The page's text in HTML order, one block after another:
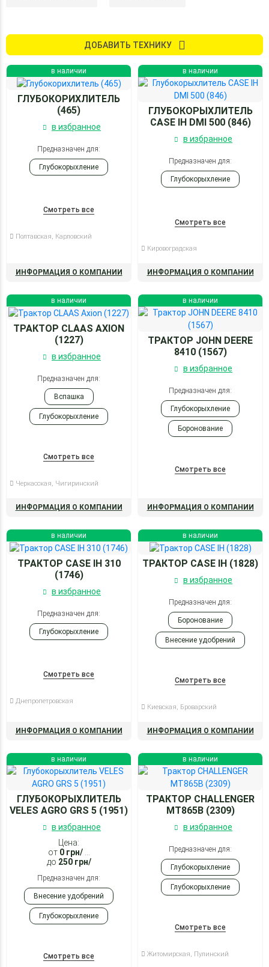
ДОБАВИТЬ ТЕХНИКУ
в наличии
ГЛУБОКОРИХЛИТЕЛЬ
(465)
в избранное
Предназначен для:
Глубокорыхление
Смотреть все
Полтавская, Карловский
ИНФОРМАЦИЯ О КОМПАНИИ
в наличии
ГЛУБОКОРЫХЛИТЕЛЬ
CASE IH DMI 500 (846)
в избранное
Предназначен для:
Глубокорыхление
Смотреть все
Кировоградская
ИНФОРМАЦИЯ О КОМПАНИИ
в наличии
ТРАКТОР CLAAS AXION
(1227)
в избранное
Предназначен для:
Вспашка
Глубокорыхление
Смотреть все
Черкасская, Чигиринский
ИНФОРМАЦИЯ О КОМПАНИИ
в наличии
ТРАКТОР JOHN DEERE
8410 (1567)
в избранное
Предназначен для:
Глубокорыхление
Боронование
Смотреть все
ИНФОРМАЦИЯ О КОМПАНИИ
в наличии
ТРАКТОР CASE IH 310
(1746)
в избранное
Предназначен для:
Глубокорыхление
Смотреть все
Днепропетровская
ИНФОРМАЦИЯ О КОМПАНИИ
в наличии
ТРАКТОР CASE IH (1828)
в избранное
Предназначен для:
Боронование
Внесение удобрений
Глубокорыхление
Смотреть все
Киевская, Броварский
ИНФОРМАЦИЯ О КОМПАНИИ
в наличии
ГЛУБОКОРЫХЛИТЕЛЬ
VELES AGRO GRS 5 (1951)
в избранное
Цена:
от 0 грн/
до 250 грн/
Предназначен для:
Внесение удобрений
Глубокорыхление
Смотреть все
в наличии
ТРАКТОР CHALLENGER
MT865B (2309)
в избранное
Предназначен для:
Глубокорыхление
Глубокорыхление
Смотреть все
Житомирская, Пулинский